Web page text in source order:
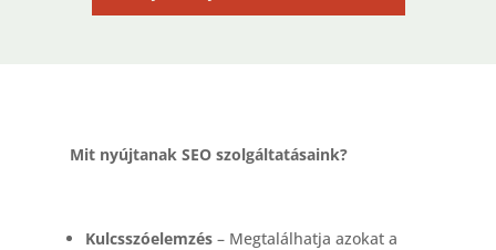
Mit nyújtanak SEO szolgáltatásaink?
Kulcsszóelemzés– Megtalálhatja azokat a